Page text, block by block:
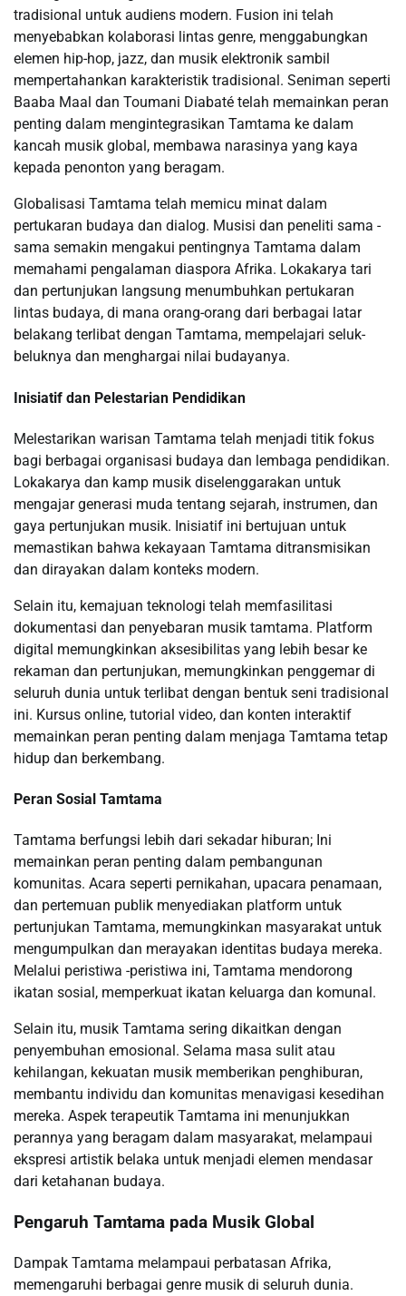
tradisional untuk audiens modern. Fusion ini telah
menyebabkan kolaborasi lintas genre, menggabungkan
elemen hip-hop, jazz, dan musik elektronik sambil
mempertahankan karakteristik tradisional. Seniman seperti
Baaba Maal dan Toumani Diabaté telah memainkan peran
penting dalam mengintegrasikan Tamtama ke dalam
kancah musik global, membawa narasinya yang kaya
kepada penonton yang beragam.
Globalisasi Tamtama telah memicu minat dalam
pertukaran budaya dan dialog. Musisi dan peneliti sama -
sama semakin mengakui pentingnya Tamtama dalam
memahami pengalaman diaspora Afrika. Lokakarya tari
dan pertunjukan langsung menumbuhkan pertukaran
lintas budaya, di mana orang-orang dari berbagai latar
belakang terlibat dengan Tamtama, mempelajari seluk-
beluknya dan menghargai nilai budayanya.
Inisiatif dan Pelestarian Pendidikan
Melestarikan warisan Tamtama telah menjadi titik fokus
bagi berbagai organisasi budaya dan lembaga pendidikan.
Lokakarya dan kamp musik diselenggarakan untuk
mengajar generasi muda tentang sejarah, instrumen, dan
gaya pertunjukan musik. Inisiatif ini bertujuan untuk
memastikan bahwa kekayaan Tamtama ditransmisikan
dan dirayakan dalam konteks modern.
Selain itu, kemajuan teknologi telah memfasilitasi
dokumentasi dan penyebaran musik tamtama. Platform
digital memungkinkan aksesibilitas yang lebih besar ke
rekaman dan pertunjukan, memungkinkan penggemar di
seluruh dunia untuk terlibat dengan bentuk seni tradisional
ini. Kursus online, tutorial video, dan konten interaktif
memainkan peran penting dalam menjaga Tamtama tetap
hidup dan berkembang.
Peran Sosial Tamtama
Tamtama berfungsi lebih dari sekadar hiburan; Ini
memainkan peran penting dalam pembangunan
komunitas. Acara seperti pernikahan, upacara penamaan,
dan pertemuan publik menyediakan platform untuk
pertunjukan Tamtama, memungkinkan masyarakat untuk
mengumpulkan dan merayakan identitas budaya mereka.
Melalui peristiwa -peristiwa ini, Tamtama mendorong
ikatan sosial, memperkuat ikatan keluarga dan komunal.
Selain itu, musik Tamtama sering dikaitkan dengan
penyembuhan emosional. Selama masa sulit atau
kehilangan, kekuatan musik memberikan penghiburan,
membantu individu dan komunitas menavigasi kesedihan
mereka. Aspek terapeutik Tamtama ini menunjukkan
perannya yang beragam dalam masyarakat, melampaui
ekspresi artistik belaka untuk menjadi elemen mendasar
dari ketahanan budaya.
Pengaruh Tamtama pada Musik Global
Dampak Tamtama melampaui perbatasan Afrika,
memengaruhi berbagai genre musik di seluruh dunia.